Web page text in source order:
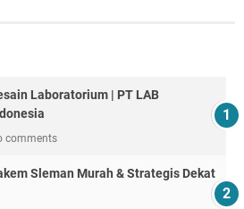
Laboratorium | PT LAB
comments
Sleman Murah & Strategis Dekat